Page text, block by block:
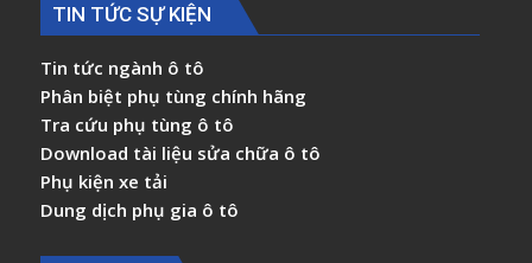
TIN TỨC SỰ KIỆN
Tin tức ngành ô tô
Phân biệt phụ tùng chính hãng
Tra cứu phụ tùng ô tô
Download tài liệu sửa chữa ô tô
Phụ kiện xe tải
Dung dịch phụ gia ô tô